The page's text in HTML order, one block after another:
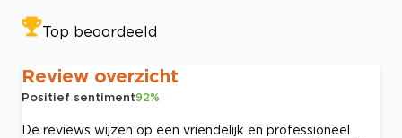
Top beoordeeld
Review overzicht
Positief sentiment92%
De reviews wijzen op een vriendelijk en professioneel